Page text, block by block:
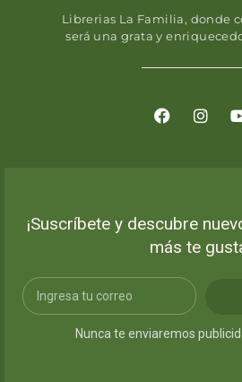
Librerias La Familia, donde
será una grata y
¡Suscríbete y descubre
más te
Nunca te enviaremos